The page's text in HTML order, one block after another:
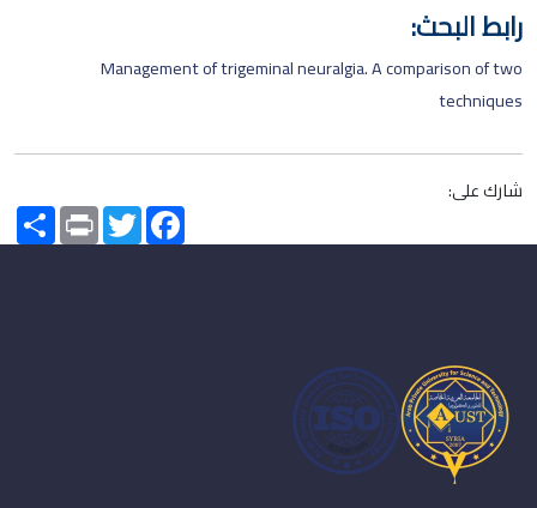
رابط البحث:
Management of trigeminal neuralgia. A comparison of two
techniques
شارك على:
Share PrintTwitterFacebook